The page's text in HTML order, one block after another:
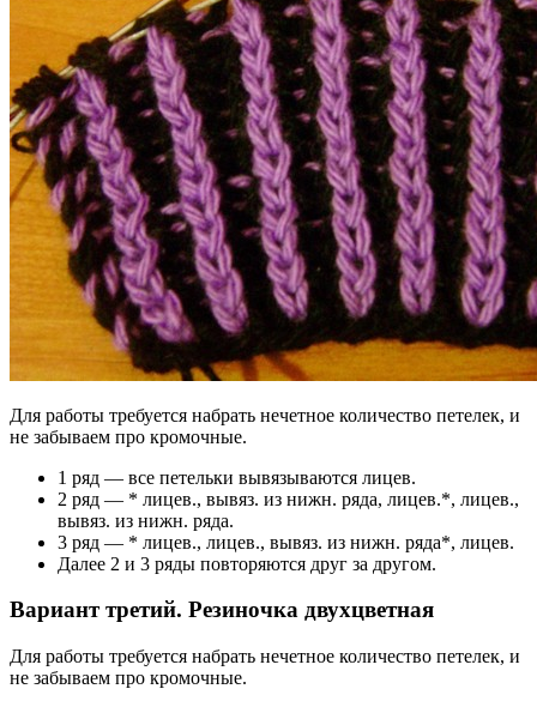
Для работы требуется набрать нечетное количество петелек, и
не забываем про кромочные.
1 ряд — все петельки вывязываются лицев.
2 ряд — * лицев., вывяз. из нижн. ряда, лицев.*, лицев.,
вывяз. из нижн. ряда.
3 ряд — * лицев., лицев., вывяз. из нижн. ряда*, лицев.
Далее 2 и 3 ряды повторяются друг за другом.
Вариант третий. Резиночка двухцветная
Для работы требуется набрать нечетное количество петелек, и
не забываем про кромочные.